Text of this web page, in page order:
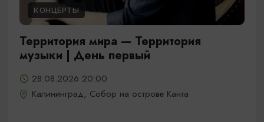
КОНЦЕРТЫ
Территория мира — Территория
музыки | День первый
28.08.2026 20:00
Калининград, Собор на острове Канта